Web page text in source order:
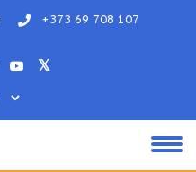
+373 69 708 107